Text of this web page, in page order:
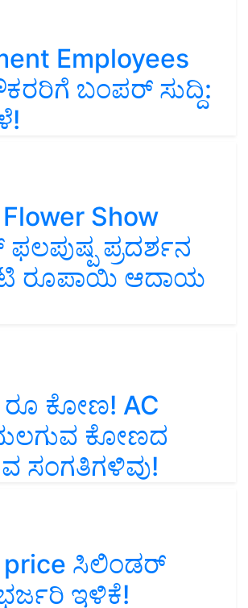
Employees
ಬಂಪರ್‌ ಸುದ್ದಿ:
Show
ಪ್ರದರ್ಶನ
ರೂಪಾಯಿ ಆದಾಯ
ಕೋಣ! AC
ಕೋಣದ
ಸಂಗತಿಗಳಿವು!
price ಸಿಲಿಂಡರ್‌
ಇಳಿಕೆ!